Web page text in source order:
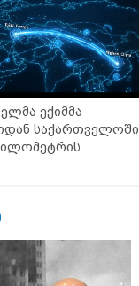
- რატომ არ უნდა
უარი თევზზე ცხელ
ოპერაცია
- ისტორია